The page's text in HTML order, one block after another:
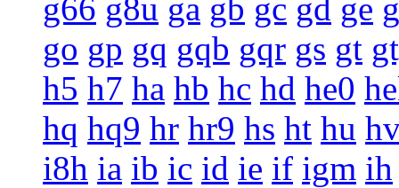
g66 g8u ga gb gc gd ge
go gp gq gqb gqr gs gt
h5 h7 ha hb hc hd he0
hq hq9 hr hr9 hs ht hu
i8h ia ib ic id ie if igm ih